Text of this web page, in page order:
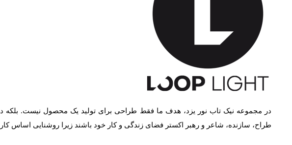
در مجموعه نیک تاب نور یزد، هدف ما فقط طراحی برای تولید یک محصول نیست. بلکه
طراح، سازنده، شاعر و رهبر اکستر فضای زندگی و کار خود باشند زیرا روشنایی اساس